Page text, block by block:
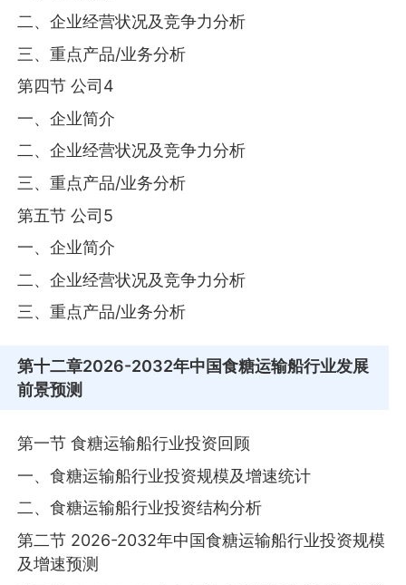
二、企业经营状况及竞争力分析
三、重点产品/业务分析
第四节 公司4
一、企业简介
二、企业经营状况及竞争力分析
三、重点产品/业务分析
第五节 公司5
一、企业简介
二、企业经营状况及竞争力分析
三、重点产品/业务分析
第十二章2026-2032年中国食糖运输船行业发展
前景预测
第一节 食糖运输船行业投资回顾
一、食糖运输船行业投资规模及增速统计
二、食糖运输船行业投资结构分析
第二节 2026-2032年中国食糖运输船行业投资规模
及增速预测